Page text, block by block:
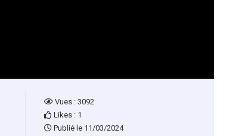
Vues : 3092
Likes : 1
Publié le 11/03/2024